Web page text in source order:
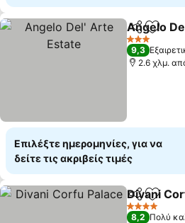
Angelo
3 Αστέρια
9,3
2.6 χλμ.
Επιλέξτε ημερομηνίες, για να
δείτε τις ακριβείς τιμές
Divani
4 Αστέρια
8,2 Πολύ